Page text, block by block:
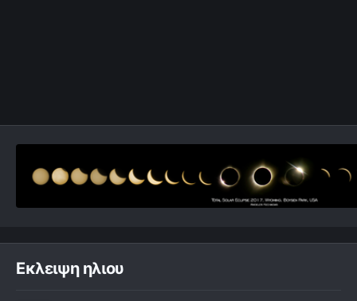
Εκλειψη ηλιου